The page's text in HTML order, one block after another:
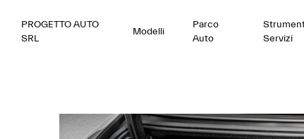
PROGETTO AUTO
SRL
Modelli
Parco
Auto
Servizi